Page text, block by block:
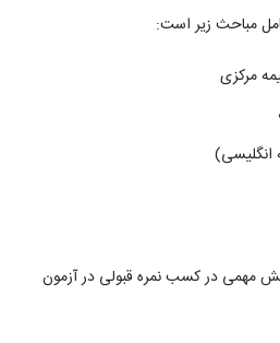
مباحث زیر است:
مرکزی
انگلیسی)
مهمی در کسب نمره قبولی در آزمون